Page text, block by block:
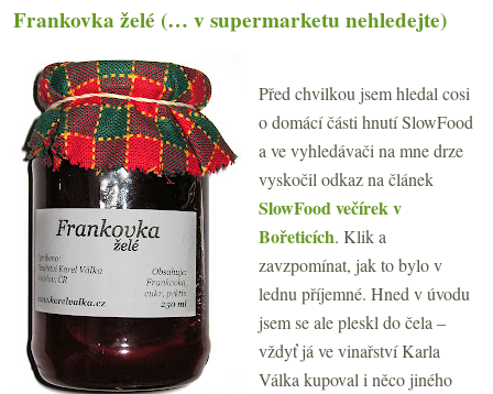
Frankovka želé (… v supermarketu nehledejte)
Před chvilkou jsem hledal cosi
o domácí části hnutí SlowFood
a ve vyhledávači na mne drze
vyskočil odkaz na článek
SlowFood večírek v
Bořeticích. Klik a
zavzpomínat, jak to bylo v
lednu příjemné. Hned v úvodu
jsem se ale pleskl do čela –
vždyť já ve vinařství Karla
Válka kupoval i něco jiného